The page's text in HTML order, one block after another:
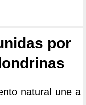
por
natural une a